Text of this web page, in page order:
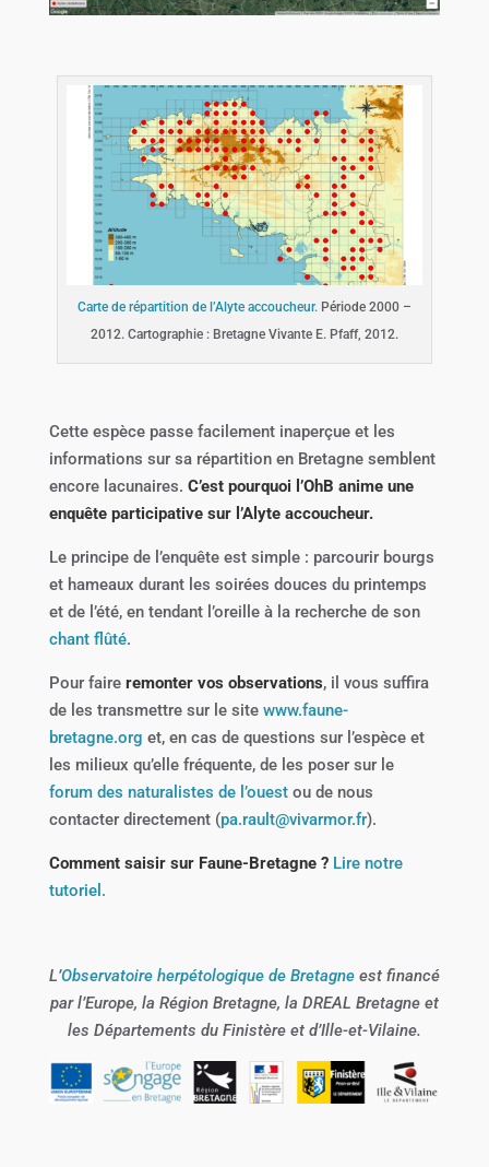
Carte de répartition de l’Alyte accoucheur.Période 2000 –
2012. Cartographie : Bretagne Vivante E. Pfaff, 2012.
Cette espèce passe facilement inaperçue et les
informations sur sa répartition en Bretagne semblent
encore lacunaires. C’est pourquoi l’OhB anime une
enquête participative sur l’Alyte accoucheur.
Le principe de l’enquête est simple : parcourir bourgs
et hameaux durant les soirées douces du printemps
et de l’été, en tendant l’oreille à la recherche de son
chant flûté.
Pour faire remonter vos observations, il vous suffira
de les transmettre sur le sitewww.faune-
bretagne.org et, en cas de questions sur l’espèce et
les milieux qu’elle fréquente, de les poser sur le
forum des naturalistes de l’ouestou de nous
contacter directement (pa.rault@vivarmor.fr).
Comment saisir sur Faune-Bretagne ? Lire notre
tutoriel.
L’Observatoire herpétologique de Bretagneest financé
par l’Europe, la Région Bretagne, la DREAL Bretagne et
les Départements du Finistère et d’Ille-et-Vilaine.